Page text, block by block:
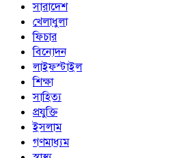
সারাদেশ
খেলাধুলা
ফিচার
বিনোদন
লাইফস্টাইল
শিক্ষা
সাহিত্য
প্রযুক্তি
ইসলাম
গণমাধ্যম